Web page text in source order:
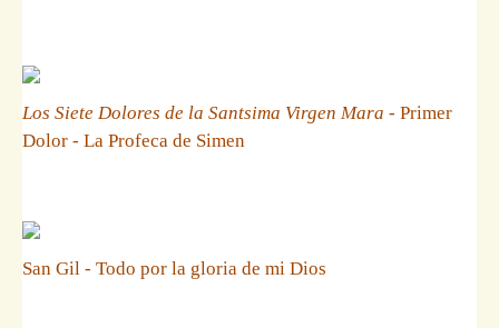
Los Siete Dolores de la Santsima Virgen Mara - Primer
Dolor - La Profeca de Simen
San Gil - Todo por la gloria de mi Dios